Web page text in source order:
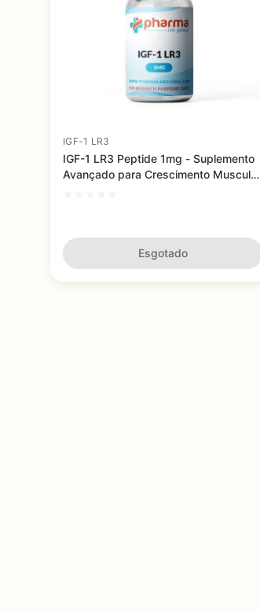
IGF-1 LR3
IGF-1 LR3 Peptide 1mg - Suplemento
Avançado para Crescimento Muscular
Esgotado